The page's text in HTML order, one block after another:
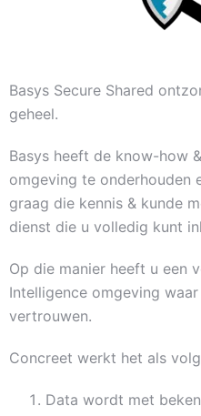
Basys Secure Shared
geheel.
Basys heeft de know-how
omgeving te onderhouden
graag die kennis & kunde
dienst die u volledig kunt
Op die manier heeft u een
Intelligence omgeving
vertrouwen.
Concreet werkt het als
Data wordt met